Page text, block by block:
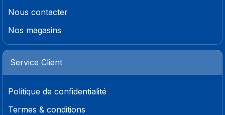
Nous contacter
Nos magasins
Service Client
Politique de confidentialité
Termes & conditions